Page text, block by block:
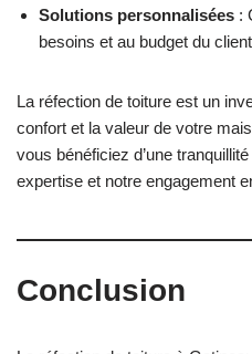
Solutions personnalisées :
besoins et au budget du
La réfection de toiture est un
confort et la valeur de votre
vous bénéficiez d’une
expertise et notre engagement
Conclusion